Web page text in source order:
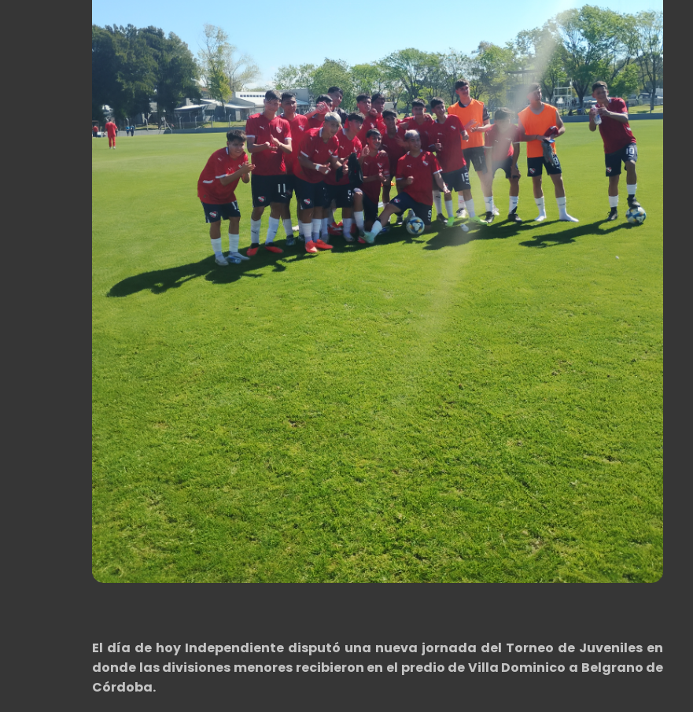
El día de hoy Independiente disputó una nueva jornada del Torneo de Juveniles en
donde las divisiones menores recibieron en el predio de Villa Dominico a Belgrano de
Córdoba.